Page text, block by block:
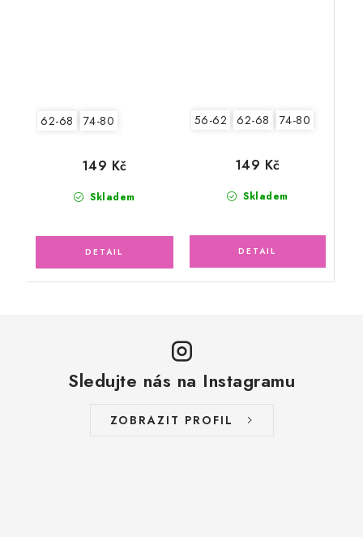
62-68 74-80
Skladem
149 Kč
56-62 62-68 74-80
Skladem
149 Kč
Sledujte nás na Instagramu
ZOBRAZIT PROFIL